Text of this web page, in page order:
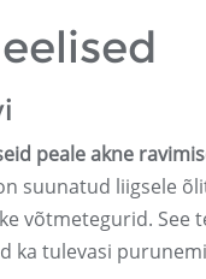
peale akne
suunatud liigsele
võtmetegurid.
ka tulevasi